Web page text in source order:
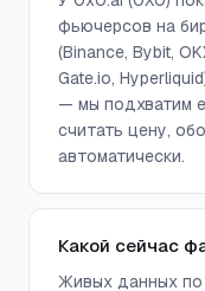
фьючерсов на
(Binance, Bybit,
Gate.io,
— мы подхватим
считать цену,
автоматически.
Какой сейчас
Живых данных